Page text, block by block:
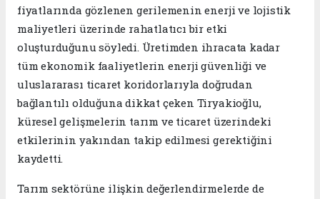
fiyatlarında gözlenen gerilemenin enerji ve lojistik
maliyetleri üzerinde rahatlatıcı bir etki
oluşturduğunu söyledi. Üretimden ihracata kadar
tüm ekonomik faaliyetlerin enerji güvenliği ve
uluslararası ticaret koridorlarıyla doğrudan
bağlantılı olduğuna dikkat çeken Tiryakioğlu,
küresel gelişmelerin tarım ve ticaret üzerindeki
etkilerinin yakından takip edilmesi gerektiğini
kaydetti.
Tarım sektörüne ilişkin değerlendirmelerde de